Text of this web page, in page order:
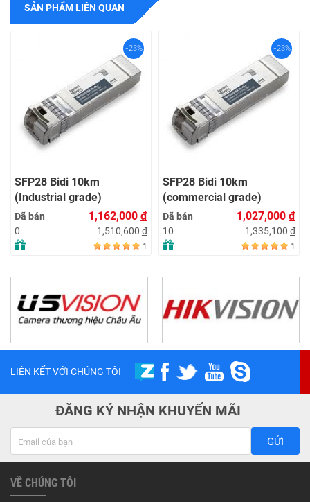
SẢN PHẨM LIÊN QUAN
-23%
SFP28 Bidi 10km
(Industrial grade)
Đã bán
0
1,162,000 đ
1,510,600đ
1
-23%
SFP28 Bidi 10km
(commercial grade)
Đã bán
10
1,027,000 đ
1,335,100đ
1
LIÊN KẾT VỚI CHÚNG TÔI
ĐĂNG KÝ NHẬN KHUYẾN MÃI
GỬI
VỀ CHÚNG TÔI